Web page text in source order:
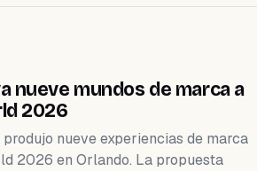
nueve mundos de marca a
2026
nueve experiencias de marca
2026 en Orlando. La propuesta